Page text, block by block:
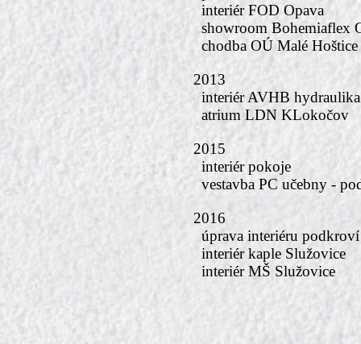
interiér FOD Opava
showroom Bohemiaflex
chodba OÚ Malé Hoštice
2013
interiér AVHB hydraulika
atrium LDN KLokočov
2015
interiér pokoje
vestavba PC učebny -
2016
úprava interiéru podkroví
interiér kaple Služovice
interiér MŠ Služovice